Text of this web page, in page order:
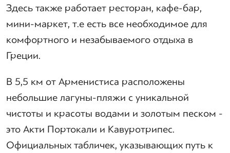
Здесь также работает ресторан, кафе-бар,
мини-маркет, т.е есть все необходимое для
комфортного и незабываемого отдыха в
Греции.
В 5,5 км от Арменистиса расположены
небольшие лагуны-пляжи с уникальной
чистоты и красоты водами и золотым песком -
это Акти Портокали и Кавуротрипес.
Официальных табличек, указывающих путь к